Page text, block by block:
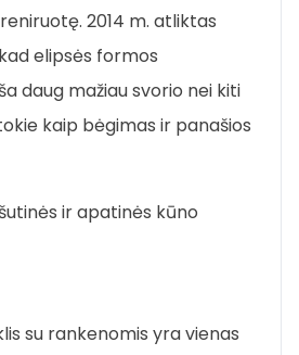
2014 m. atliktas
elipsės formos
daug mažiau svorio nei kiti
kaip bėgimas ir panašios
ir apatinės kūno
su rankenomis yra vienas